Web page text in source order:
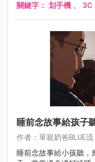
關鍵字： 划手機 、 3C
睡前念故事給孩子
作者：單親奶爸BLUE流
睡前念故事給小孩聽，